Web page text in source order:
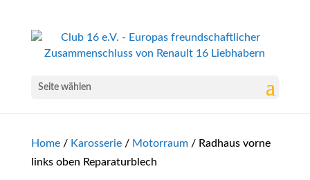
Seite wählen
Home/ Karosserie/ Motorraum/ Radhaus vorne
links oben Reparaturblech